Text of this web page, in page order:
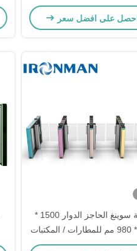
تكامل قوية وعمر خدمة ≥ 10 مليون
مرة
احصل على افضل سعر
بوابة سوينغ الحاجز الدوار 1500 *